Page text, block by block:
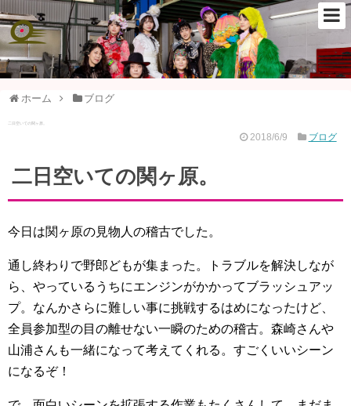
ホーム ブログ
二日空いての関ヶ原。
2018/6/9 ブログ
二日空いての関ヶ原。
今日は関ヶ原の見物人の稽古でした。
通し終わりで野郎どもが集まった。トラブルを解決しなが
ら、やっているうちにエンジンがかかってブラッシュアッ
プ。なんかさらに難しい事に挑戦するはめになったけど、
全員参加型の目の離せない一瞬のための稽古。森崎さんや
山浦さんも一緒になって考えてくれる。すごくいいシーン
になるぞ！